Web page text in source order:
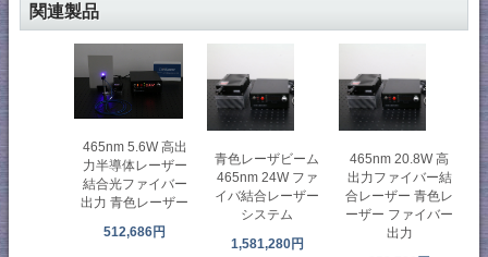
関連製品
465nm 5.6W 高出
力半導体レーザー
結合光ファイバー
出力 青色レーザー
512,686円
青色レーザビーム
465nm 24W ファ
イバ結合レーザー
システム
1,581,280円
465nm 20.8W 高
出力ファイバー結
合レーザー 青色レ
ーザー ファイバー
出力